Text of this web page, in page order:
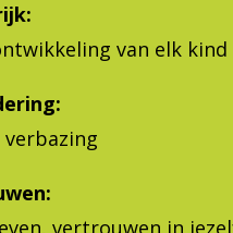
van elk kind
vertrouwen in